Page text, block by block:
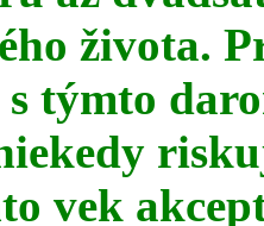
života.
týmto
vek